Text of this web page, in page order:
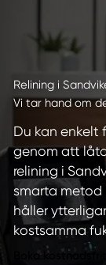
Relining i
Vi tar hand om
Du kan enkelt
genom att
relining i
smarta metod
håller
kostsamma
Boka